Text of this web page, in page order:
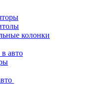
колонки
авто